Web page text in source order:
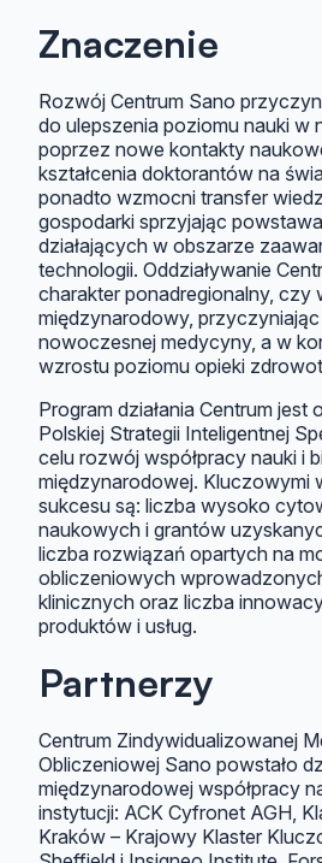
Znaczenie
Rozwój Centrum Sano
do ulepszenia poziomu nauki w
poprzez nowe kontakty
kształcenia doktorantów na
ponadto wzmocni transfer
gospodarki sprzyjając
działających w obszarze
technologii. Oddziaływanie
charakter ponadregionalny, czy
międzynarodowy,
nowoczesnej medycyny, a w
wzrostu poziomu opieki
Program działania Centrum jest
Polskiej Strategii Inteligentnej
celu rozwój współpracy nauki i
międzynarodowej. Kluczowymi
sukcesu są: liczba wysoko
naukowych i grantów
liczba rozwiązań opartych na
obliczeniowych
klinicznych oraz liczba
produktów i usług.
Partnerzy
Centrum Zindywidualizowanej
Obliczeniowej Sano powstało
międzynarodowej współpracy
instytucji: ACK Cyfronet AGH,
Kraków – Krajowy Klaster